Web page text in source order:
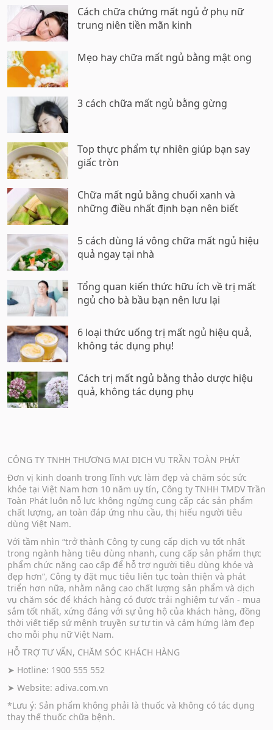
Cách chữa chứng mất ngủ ở phụ nữ
trung niên tiền mãn kinh
Mẹo hay chữa mất ngủ bằng mật ong
3 cách chữa mất ngủ bằng gừng
Top thực phẩm tự nhiên giúp bạn say
giấc tròn
Chữa mất ngủ bằng chuối xanh và
những điều nhất định bạn nên biết
5 cách dùng lá vông chữa mất ngủ hiệu
quả ngay tại nhà
Tổng quan kiến thức hữu ích về trị mất
ngủ cho bà bầu bạn nên lưu lại
6 loại thức uống trị mất ngủ hiệu quả,
không tác dụng phụ!
Cách trị mất ngủ bằng thảo dược hiệu
quả, không tác dụng phụ
CÔNG TY TNHH THƯƠNG MẠI DỊCH VỤ TRẦN TOÀN PHÁT
Đơn vị kinh doanh trong lĩnh vực làm đẹp và chăm sóc sức
khỏe tại Việt Nam hơn 10 năm uy tín, Công ty TNHH TMDV Trần
Toàn Phát luôn nỗ lực không ngừng cung cấp các sản phẩm
chất lượng, an toàn đáp ứng nhu cầu, thị hiếu người tiêu
dùng Việt Nam.
Với tầm nhìn “trở thành Công ty cung cấp dịch vụ tốt nhất
trong ngành hàng tiêu dùng nhanh, cung cấp sản phẩm thực
phẩm chức năng cao cấp để hỗ trợ người tiêu dùng khỏe và
đẹp hơn”, Công ty đặt mục tiêu liên tục toàn thiện và phát
triển hơn nữa, nhằm nâng cao chất lượng sản phẩm và dịch
vụ chăm sóc để khách hàng có được trải nghiệm tư vấn - mua
sắm tốt nhất, xứng đáng với sự ủng hộ của khách hàng, đồng
thời viết tiếp sứ mệnh truyền sự tự tin và cảm hứng làm đẹp
cho mỗi phụ nữ Việt Nam.
HỖ TRỢ TƯ VẤN, CHĂM SÓC KHÁCH HÀNG
➤ Hotline: 1900 555 552
➤ Website: adiva.com.vn
*Lưu ý: Sản phẩm không phải là thuốc và không có tác dụng
thay thế thuốc chữa bệnh.